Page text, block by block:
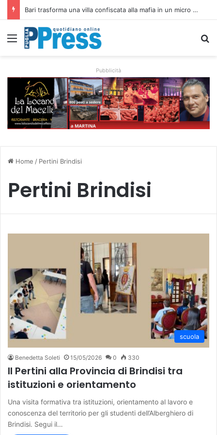
Rubano strumenti e farmaci ai medici dei migranti a Bari: ferme le visite a Nardò
Menu
Pubblicità
Home / Pertini Brindisi
Pertini Brindisi
scuola
Benedetta Soleti 15/05/2026 0 330
Il Pertini alla Provincia di Brindisi tra
istituzioni e orientamento
Una visita formativa tra istituzioni, orientamento al lavoro e
conoscenza del territorio per gli studenti dell’Alberghiero di
Brindisi. Segui il…